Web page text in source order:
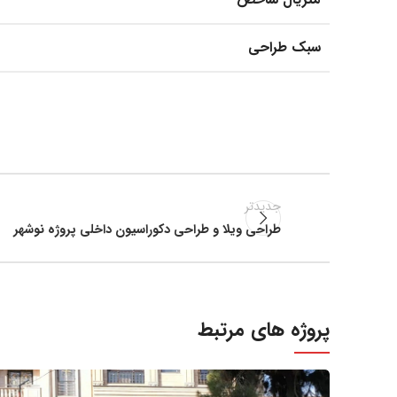
سبک طراحی
جدیدتر
طراحی ویلا و طراحی دکوراسیون داخلی پروژه نوشهر
پروژه های مرتبط